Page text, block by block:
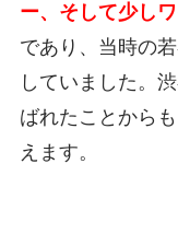
ー、そして少し
であり、当時の
していました。
ばれたことから
えます。